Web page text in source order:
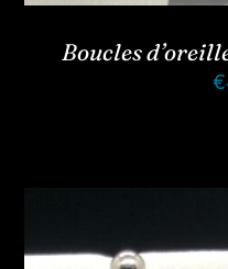
Boucles
€